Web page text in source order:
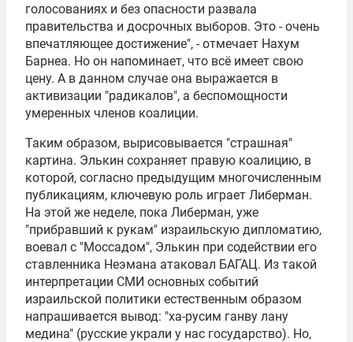
голосованиях и без опасности развала
правительства и досрочных выборов. Это - очень
впечатляющее достижение", - отмечает Нахум
Барнеа. Но он напоминает, что всё имеет свою
цену. А в данном случае она выражается в
активизации "радикалов", а беспомощности
умеренных членов коалиции.
Таким образом, вырисовывается "страшная"
картина. Элькин сохраняет правую коалицию, в
которой, согласно предыдущим многочисленным
публикациям, ключевую роль играет Либерман.
На этой же неделе, пока Либерман, уже
"прибравший к рукам" израильскую дипломатию,
воевал с "Моссадом", Элькин при содействии его
ставленника Неэмана атаковал БАГАЦ. Из такой
интерпретации СМИ основных событий
израильской политики естественным образом
напрашивается вывод: "ха-русим ганву лану
медина" (русские украли у нас государство). Но,